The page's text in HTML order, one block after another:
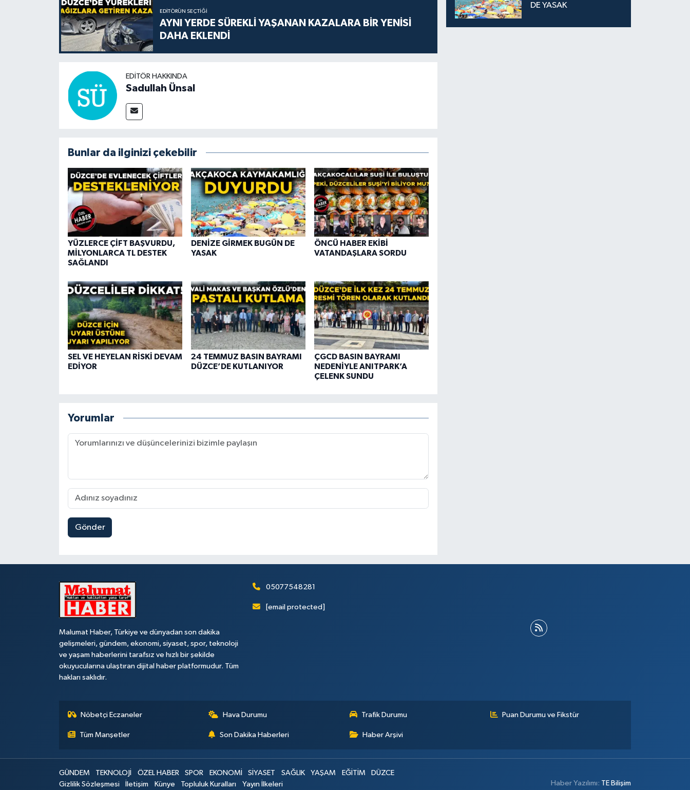
EDITÖRÜN SEÇTIĞI
AYNI YERDE SÜREKLİ YAŞANAN KAZALARA BİR YENİSİ
DAHA EKLENDİ
EDITÖR HAKKINDA
Sadullah Ünsal
Bunlar da ilginizi çekebilir
YÜZLERCE ÇİFT BAŞVURDU,
MİLYONLARCA TL DESTEK
SAĞLANDI
DENİZE GİRMEK BUGÜN DE
YASAK
ÖNCÜ HABER EKİBİ
VATANDAŞLARA SORDU
SEL VE HEYELAN RİSKİ DEVAM
EDİYOR
24 TEMMUZ BASIN BAYRAMI
DÜZCE’DE KUTLANIYOR
ÇGCD BASIN BAYRAMI
NEDENİYLE ANITPARK’A
ÇELENK SUNDU
Yorumlar
Gönder
DE YASAK
Malumat Haber, Türkiye ve dünyadan son dakika
gelişmeleri, gündem, ekonomi, siyaset, spor, teknoloji
ve yaşam haberlerini tarafsız ve hızlı bir şekilde
okuyucularına ulaştıran dijital haber platformudur. Tüm
hakları saklıdır.
05077548281
[email protected]
Nöbetçi Eczaneler Hava Durumu Trafik Durumu Puan Durumu ve Fikstür
Tüm Manşetler Son Dakika Haberleri Haber Arşivi
GÜNDEM TEKNOLOJİ ÖZEL HABER SPOR EKONOMİ SİYASET SAĞLIK YAŞAM EĞİTİM
DÜZCE
Gizlilik Sözleşmesi
İletişim Künye Topluluk Kuralları Yayın İlkeleri Haber Yazılımı: TE Bilişim